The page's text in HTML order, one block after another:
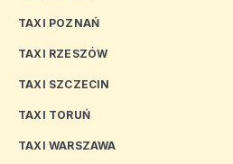
TAXI POZNAŃ
TAXI RZESZÓW
TAXI SZCZECIN
TAXI TORUŃ
TAXI WARSZAWA